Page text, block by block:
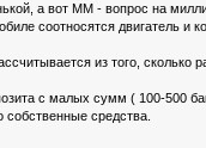
а вот ММ - вопрос на
соотносятся двигатель
из того,
с малых сумм ( 100-500
собственные средства.